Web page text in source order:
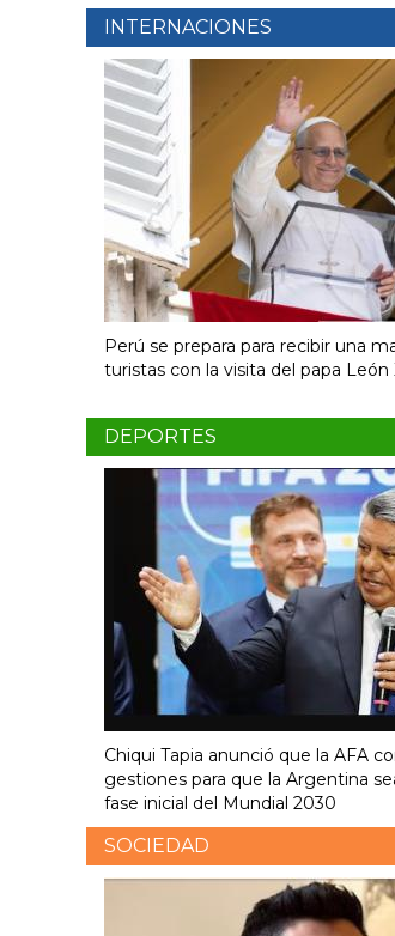
INTERNACIONES
Perú se prepara para recibir una
turistas con la visita del papa León
DEPORTES
Chiqui Tapia anunció que la AFA
gestiones para que la Argentina
fase inicial del Mundial 2030
SOCIEDAD